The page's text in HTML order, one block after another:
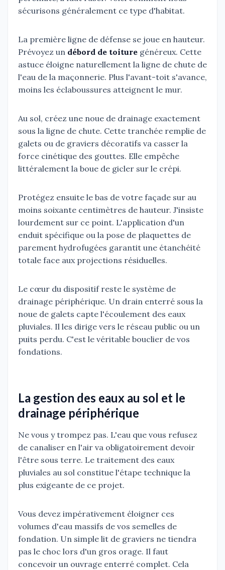
sécurisons généralement ce type d'habitat.
La première ligne de défense se joue en hauteur.
Prévoyez un débord de toiture généreux. Cette
astuce éloigne naturellement la ligne de chute de
l'eau de la maçonnerie. Plus l'avant-toit s'avance,
moins les éclaboussures atteignent le mur.
Au sol, créez une noue de drainage exactement
sous la ligne de chute. Cette tranchée remplie de
galets ou de graviers décoratifs va casser la
force cinétique des gouttes. Elle empêche
littéralement la boue de gicler sur le crépi.
Protégez ensuite le bas de votre façade sur au
moins soixante centimètres de hauteur. J'insiste
lourdement sur ce point. L'application d'un
enduit spécifique ou la pose de plaquettes de
parement hydrofugées garantit une étanchéité
totale face aux projections résiduelles.
Le cœur du dispositif reste le système de
drainage périphérique. Un drain enterré sous la
noue de galets capte l'écoulement des eaux
pluviales. Il les dirige vers le réseau public ou un
puits perdu. C'est le véritable bouclier de vos
fondations.
La gestion des eaux au sol et le
drainage périphérique
Ne vous y trompez pas. L'eau que vous refusez
de canaliser en l'air va obligatoirement devoir
l'être sous terre. Le traitement des eaux
pluviales au sol constitue l'étape technique la
plus exigeante de ce projet.
Vous devez impérativement éloigner ces
volumes d'eau massifs de vos semelles de
fondation. Un simple lit de graviers ne tiendra
pas le choc lors d'un gros orage. Il faut
concevoir un ouvrage enterré complet. Cela